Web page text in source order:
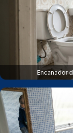
Encanador